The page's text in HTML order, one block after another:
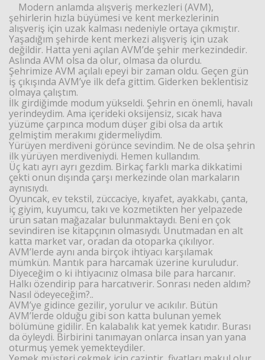
Modern anlamda alışveriş merkezleri (AVM),
şehirlerin hızla büyümesi ve kent merkezlerinin
alışveriş için uzak kalması nedeniyle ortaya çıkmıştır.
Yaşadığım şehirde kent merkezi alışveriş için uzak
değildir. Hatta yeni açılan AVM’de şehir merkezindedir.
Aslında AVM olsa da olur, olmasa da olurdu.
Şehrimize AVM açılalı epeyi bir zaman oldu. Geçen gün
iş çıkışında AVM’ye ilk defa gittim. Giderken beklentisiz
olmaya çalıştım.
İlk girdiğimde modum yükseldi. Şehrin en önemli, havalı
yerindeydim. Ama içerideki oksijensiz, sıcak hava
yüzüme çarpınca modum düşer gibi olsa da artık
gelmiştim merakımı gidermeliydim.
Yürüyen merdiveni görünce sevindim. Ne de olsa şehrin
ilk yürüyen merdiveniydi. Hemen kullandım.
Üç katı ayrı ayrı gezdim. Birkaç farklı marka dikkatimi
çekti onun dışında çarşı merkezinde olan markaların
aynısıydı.
Oyuncak, ev tekstil, züccaciye, kıyafet, ayakkabı, çanta,
iç giyim, kuyumcu, takı ve kozmetikten her yelpazede
ürün satan mağazalar bulunmaktaydı. Beni en çok
sevindiren ise kitapçının olmasıydı. Unutmadan en alt
katta market var, oradan da otoparka çıkılıyor.
AVM’lerde aynı anda birçok ihtiyacı karşılamak
mümkün. Mantık para harcamak üzerine kuruludur.
Diyeceğim o ki ihtiyacınız olmasa bile para harcanır.
Halkı özendirip para harcatıverir. Sonrası neden aldım?
Nasıl ödeyeceğim?..
AVM’ye gidince gezilir, yorulur ve acıkılır. Bütün
AVM’lerde olduğu gibi son katta bulunan yemek
bölümüne gidilir. En kalabalık kat yemek katıdır. Burası
da öyleydi. Birbirini tanımayan onlarca insan yan yana
oturmuş yemek yemekteydiler.
KÜNYE
İLETİŞİM